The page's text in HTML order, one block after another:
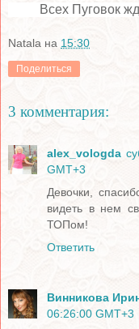
Всех Пуговок
Natala на 15:30
Поделиться
3 комментария:
alex_vologda
GMT+3
Девочки,
видеть в нем
ТОПом!
Ответить
Винникова
06:26:00 GMT+3